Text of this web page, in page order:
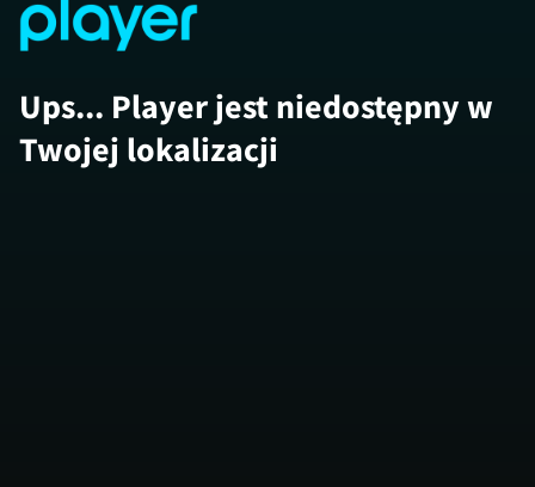
Ups... Player jest niedostępny w
Twojej lokalizacji